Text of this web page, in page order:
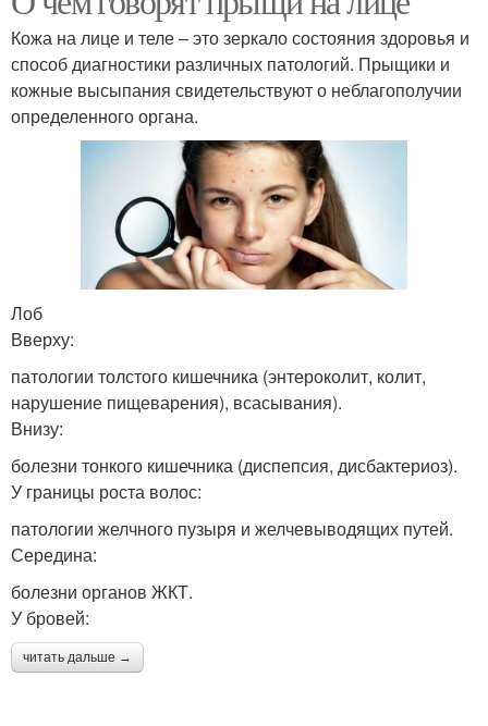
Кожа на лице и теле – это зеркало состояния здоровья и
способ диагностики различных патологий. Прыщики и
кожные высыпания свидетельствуют о неблагополучии
определенного органа.
Лоб
Вверху:
патологии толстого кишечника (энтероколит, колит,
нарушение пищеварения), всасывания).
Внизу:
болезни тонкого кишечника (диспепсия, дисбактериоз).
У границы роста волос:
патологии желчного пузыря и желчевыводящих путей.
Середина:
болезни органов ЖКТ.
У бровей:
читать дальше →